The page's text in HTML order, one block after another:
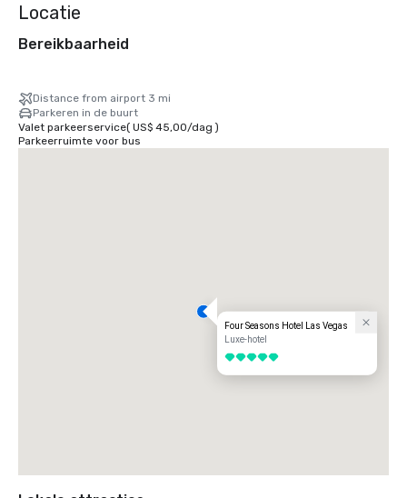
Locatie
Bereikbaarheid
Distance from airport 3 mi
Parkeren in de buurt
Valet parkeerservice( US$ 45,00/dag )
Parkeerruimte voor bus
Four Seasons Hotel Las Vegas
Luxe-hotel
5 van 5